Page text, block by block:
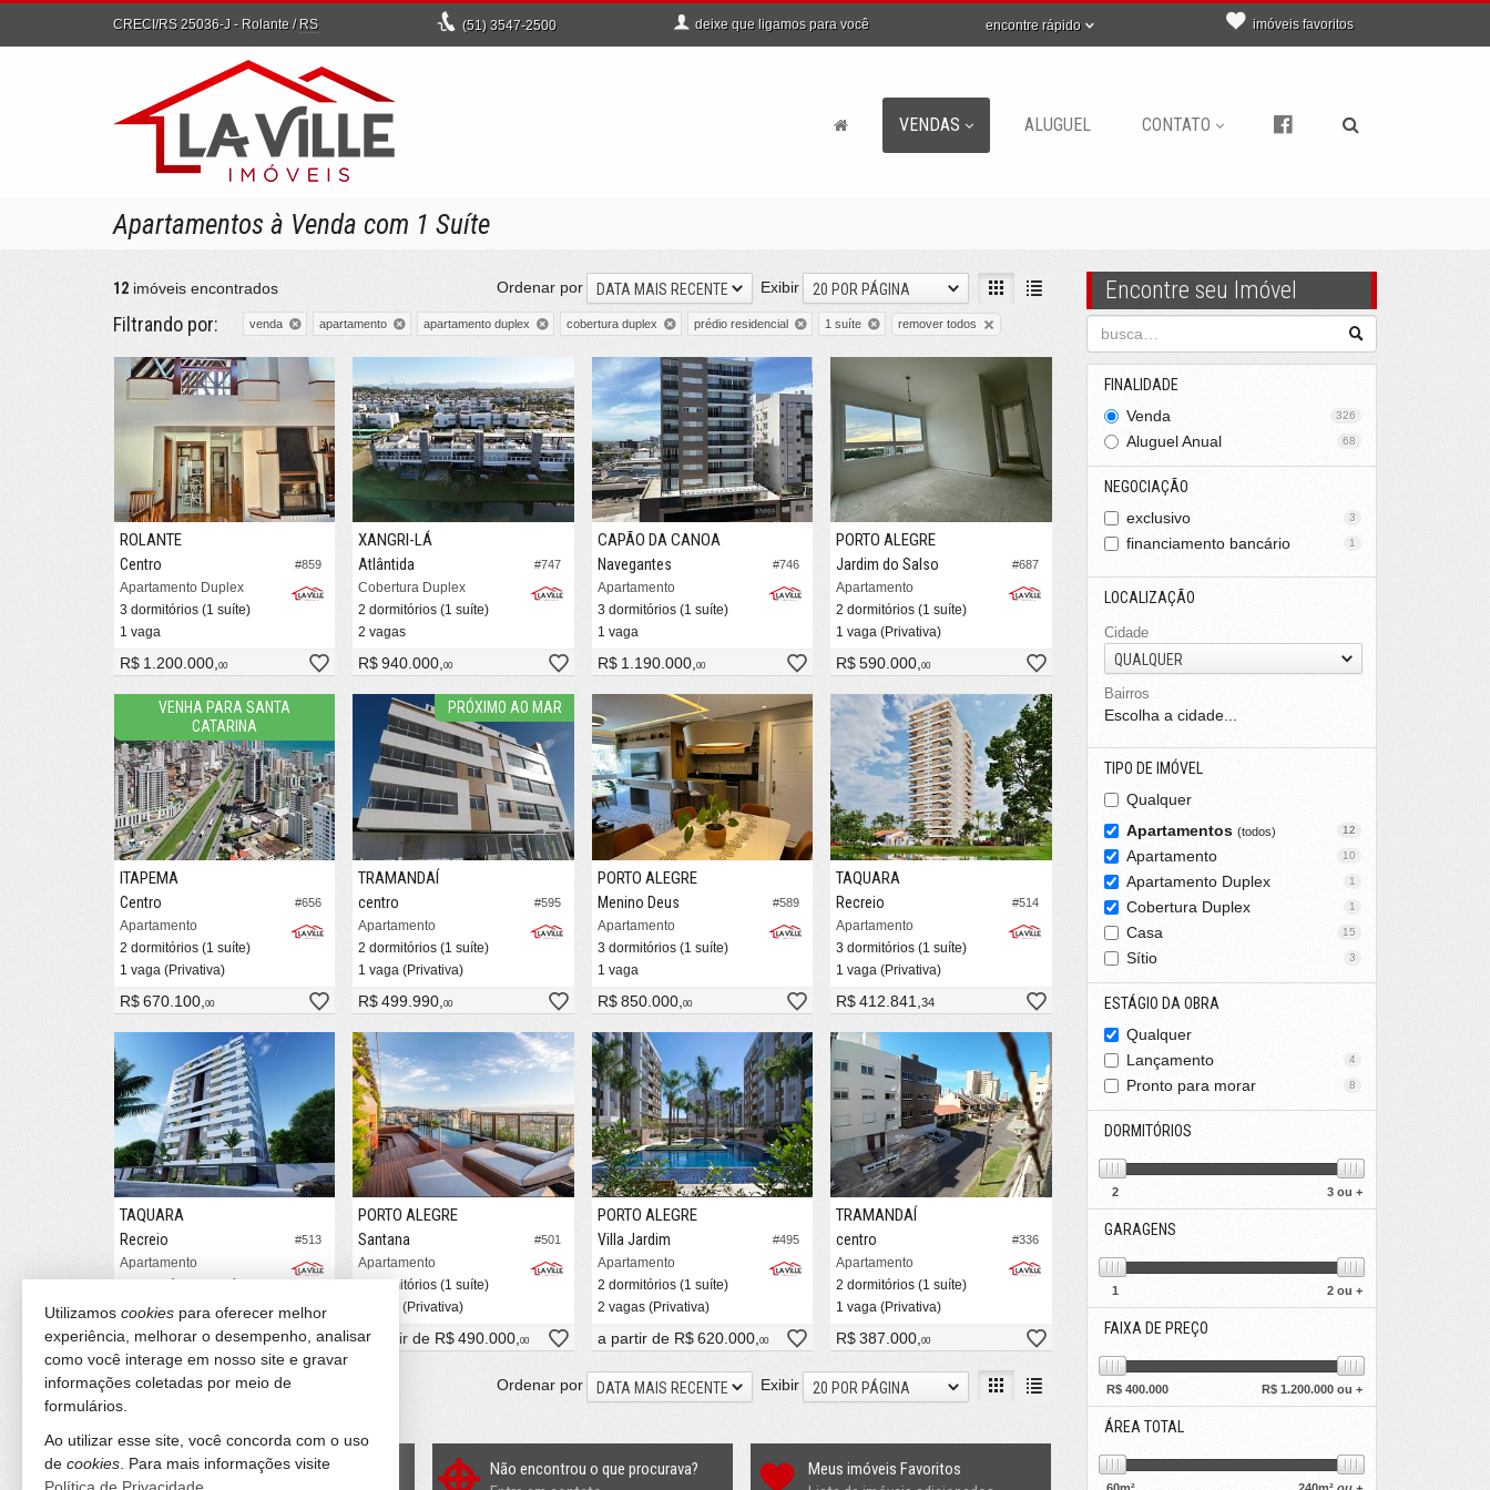
CRECI/RS 25036-J - Rolante / RS (51) 3547-2500 deixe que ligamos para você encontre rápido imóveis favoritos
VENDAS ALUGUEL CONTATO
Apartamentos à Venda com 1 Suíte
Encontre seu Imóvel
FINALIDADE
Venda
326
Aluguel Anual 68
NEGOCIAÇÃO
exclusivo
3
financiamento bancário 1
LOCALIZAÇÃO
Cidade
QUALQUER
Bairros
Escolha a cidade...
TIPO DE IMÓVEL
Qualquer
Apartamentos (todos) 12
Apartamento 10
Apartamento Duplex 1
Cobertura Duplex 1
Casa 15
Sítio 3
ESTÁGIO DA OBRA
Qualquer
Lançamento
4
Pronto para morar 8
DORMITÓRIOS
2 3 ou +
GARAGENS
1 2 ou +
FAIXA DE PREÇO
R$ 400.000 R$1.200.000 ou +
ÁREA TOTAL
12 imóveis encontrados Exibir 20 POR PÁGINA
Ordenar por DATA MAIS RECENTE
Filtrando por: venda apartamento apartamento duplex cobertura duplex prédio residencial 1 suíte remover todos
#859
ROLANTE
Centro
Apartamento Duplex
3 dormitórios (1 suíte)
1 vaga
R$ 1.200.000,00
#747
XANGRI-LÁ
Atlântida
Cobertura Duplex
2 dormitórios (1 suíte)
2 vagas
R$ 940.000,00
#746
CAPÃO DA CANOA
Navegantes
Apartamento
3 dormitórios (1 suíte)
1 vaga
R$ 1.190.000,00
#687
PORTO ALEGRE
Jardim do Salso
Apartamento
2 dormitórios (1 suíte)
1 vaga (Privativa)
R$ 590.000,00
VENHA PARA SANTA
CATARINA
#656
ITAPEMA
Centro
Apartamento
2 dormitórios (1 suíte)
1 vaga (Privativa)
R$ 670.100, 00
PRÓXIMO AO MAR
#595
TRAMANDAÍ
centro
Apartamento
2 dormitórios (1 suíte)
1 vaga (Privativa)
R$ 499.990,00
#589
PORTO ALEGRE
Menino Deus
Apartamento
3 dormitórios (1 suíte)
1 vaga
R$ 850.000, 00
#514
TAQUARA
Recreio
Apartamento
3 dormitórios (1 suíte)
1 vaga (Privativa)
R$ 412.841,34
#513
TAQUARA
Recreio
Apartamento
1 vaga (Privativa)
R$ 432.679,89
#501
PORTO ALEGRE
Santana
Apartamento
2 dormitórios (1 suíte)
1 vaga (Privativa)
a partir de R$ 490.000,00
#495
PORTO ALEGRE
Villa Jardim
Apartamento
2 dormitórios (1 suíte)
2 vagas (Privativa)
a partir de R$ 620.000,00
#336
TRAMANDAÍ
centro
Apartamento
2 dormitórios (1 suíte)
1 vaga (Privativa)
R$ 387.000,00
12imóveis encontrados Exibir 20 POR PÁGINA
Ordenar por DATA MAIS RECENTE
Quer vender seu imóvel?
Não encontrou o que procurava?
Meus imóveis Favoritos
Utilizamos cookies para oferecer melhor
experiência, melhorar o desempenho, analisar
como você interage em nosso site e gravar
informações coletadas por meio de
formulários.
Ao utilizar esse site, você concorda com o uso
de cookies . Para mais informações visite